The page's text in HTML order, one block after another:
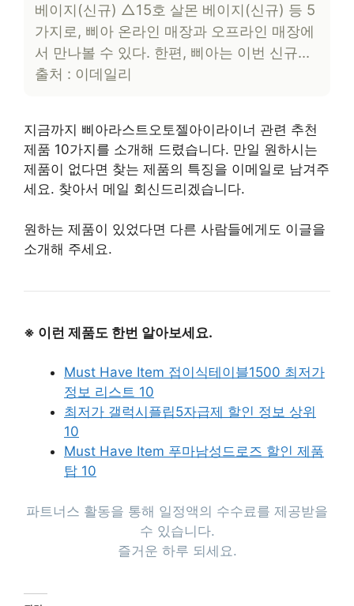
베이지(신규) △15호 살몬 베이지(신규) 등 5
가지로, 삐아 온라인 매장과 오프라인 매장에
서 만나볼 수 있다. 한편, 삐아는 이번 신규…
출처 : 이데일리
지금까지 삐아라스트오토젤아이라이너 관련 추천
제품 10가지를 소개해 드렸습니다. 만일 원하시는
제품이 없다면 찾는 제품의 특징을 이메일로 남겨주
세요. 찾아서 메일 회신드리겠습니다.
원하는 제품이 있었다면 다른 사람들에게도 이글을
소개해 주세요.
※ 이런 제품도 한번 알아보세요.
Must Have Item 접이식테이블1500 최저가
정보 리스트 10
최저가 갤럭시플립5자급제 할인 정보 상위
10
Must Have Item 푸마남성드로즈 할인 제품
탑 10
파트너스 활동을 통해 일정액의 수수료를 제공받을
수 있습니다.
즐거운 하루 되세요.